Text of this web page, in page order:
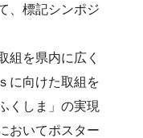
、標記シンポジ
組を県内に広く
に向けた取組を
くしま」の実現
おいてポスター